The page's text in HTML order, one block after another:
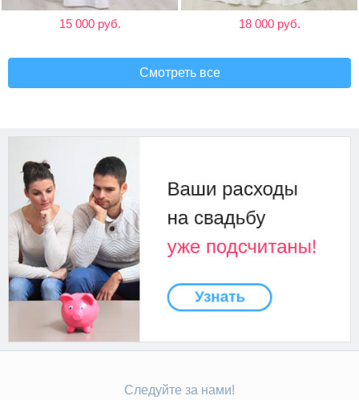
15 000 руб. 18 000 руб.
Смотреть все
Следуйте за нами!